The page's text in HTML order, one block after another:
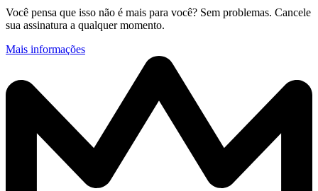
Você pensa que isso não é mais para você? Sem problemas. Cancele
sua assinatura a qualquer momento.
Mais informações